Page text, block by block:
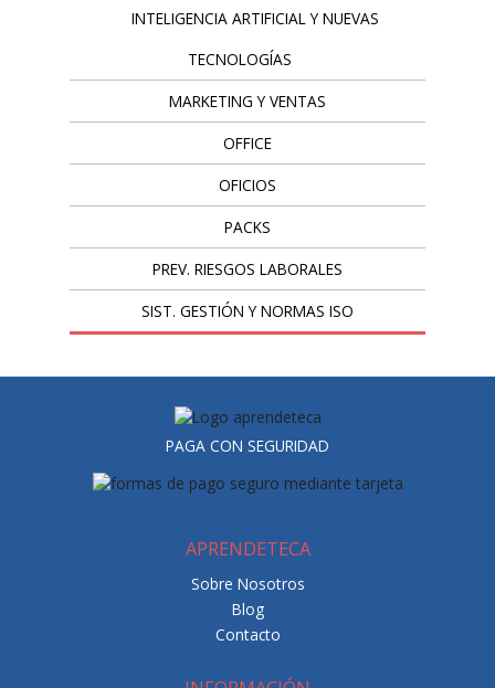
INTELIGENCIA ARTIFICIAL Y NUEVAS
TECNOLOGÍAS
MARKETING Y VENTAS
OFFICE
OFICIOS
PACKS
PREV. RIESGOS LABORALES
SIST. GESTIÓN Y NORMAS ISO
PAGA CON SEGURIDAD
APRENDETECA
Sobre Nosotros
Blog
Contacto